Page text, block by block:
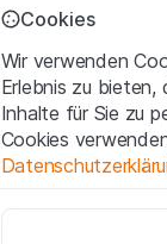
Mit dem Zugriff
(die "Website")
Informationen und
Wenn Sie mit den
Cookies
Wir verwenden
Erlebnis zu bieten,
Inhalte für Sie zu
Cookies
Diese Cookies sind